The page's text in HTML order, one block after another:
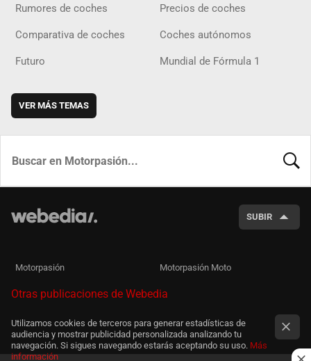
Rumores de coches Precios de coches
Comparativa de coches Coches autónomos
Futuro Mundial de Fórmula 1
VER MÁS TEMAS
SUBIR
Motorpasión Motorpasión Moto
Otras publicaciones de Webedia
Utilizamos cookies de terceros para generar estadísticas de
audiencia y mostrar publicidad personalizada analizando tu
navegación. Si sigues navegando estarás aceptando su uso. Más
información